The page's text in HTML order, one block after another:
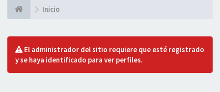
Inicio
El administrador del sitio requiere que esté registrado
y se haya identificado para ver perfiles.